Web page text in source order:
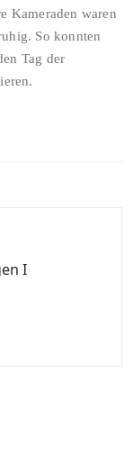
Kameraden waren
So konnten
Tag der
I